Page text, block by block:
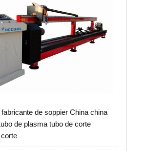
de soppier China china
de plasma tubo de corte